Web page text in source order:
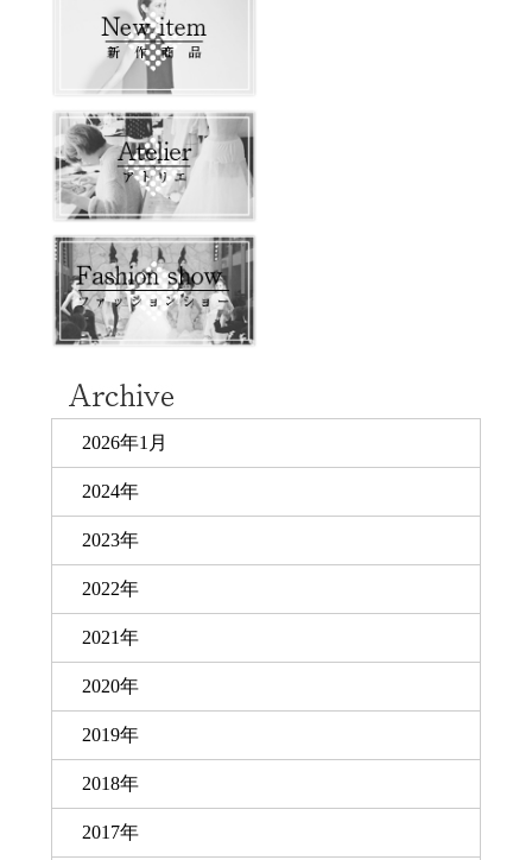
2026年1月
2024年
2023年
2022年
2021年
2020年
2019年
2018年
2017年